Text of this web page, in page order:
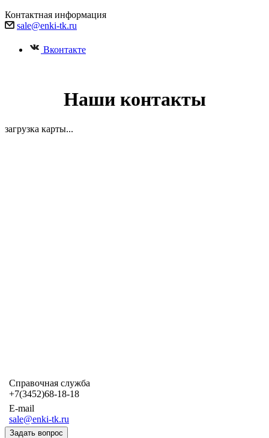
Контактная информация
sale@enki-tk.ru
Вконтакте
Наши контакты
загрузка карты...
Справочная служба
+7(3452)68-18-18
E-mail
sale@enki-tk.ru
Задать вопрос